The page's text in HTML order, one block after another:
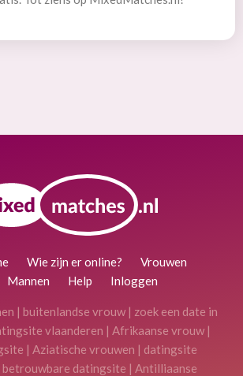
Wie zijn er online?
Vrouwen
Mannen
Help Inloggen
| buitenlandse vrouw | zoek een date in
vlaanderen | Afrikaanse vrouw |
| Aziatische vrouwen | datingsite
betrouwbare datingsite | Antilliaanse